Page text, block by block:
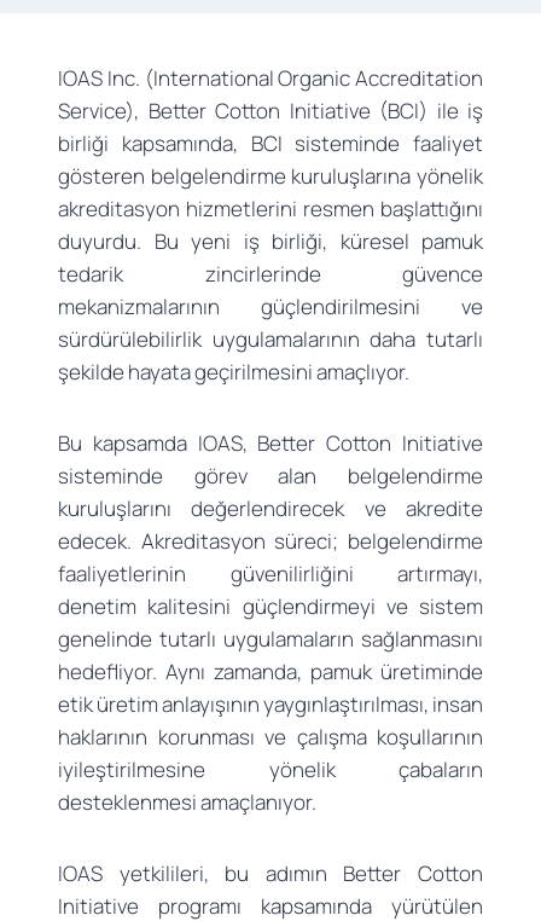
IOAS Inc. (International Organic Accreditation
Service), Better Cotton Initiative (BCI) ile iş
birliği kapsamında, BCI sisteminde faaliyet
gösteren belgelendirme kuruluşlarına yönelik
akreditasyon hizmetlerini resmen başlattığını
duyurdu. Bu yeni iş birliği, küresel pamuk
tedarik zincirlerinde güvence
mekanizmalarının güçlendirilmesini ve
sürdürülebilirlik uygulamalarının daha tutarlı
şekilde hayata geçirilmesini amaçlıyor.
Bu kapsamda IOAS, Better Cotton Initiative
sisteminde görev alan belgelendirme
kuruluşlarını değerlendirecek ve akredite
edecek. Akreditasyon süreci; belgelendirme
faaliyetlerinin güvenilirliğini artırmayı,
denetim kalitesini güçlendirmeyi ve sistem
genelinde tutarlı uygulamaların sağlanmasını
hedefliyor. Aynı zamanda, pamuk üretiminde
etik üretim anlayışının yaygınlaştırılması, insan
haklarının korunması ve çalışma koşullarının
iyileştirilmesine yönelik çabaların
desteklenmesi amaçlanıyor.
IOAS yetkilileri, bu adımın Better Cotton
Initiative programı kapsamında yürütülen